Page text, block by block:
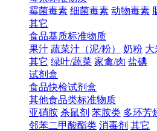
霉菌毒素 细菌毒素 动物毒素
其它
食品基质标准物质
果汁 蔬菜汁（泥/粉） 奶粉 大
其它 绿叶/蔬菜 家禽/肉 盐碘
试剂盒
食品快检试剂盒
其他食品类标准物质
亚硝胺 杀鼠剂 苯胺类 多环芳
邻苯二甲酸酯类 消毒剂 其它